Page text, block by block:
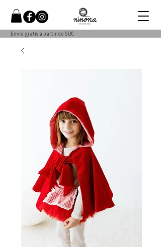
Envío gratis a partir de 50€